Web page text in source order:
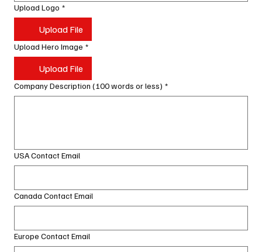
Upload Logo *
Upload File
Upload Hero Image *
Upload File
Company Description (100 words or less) *
USA Contact Email
Canada Contact Email
Europe Contact Email